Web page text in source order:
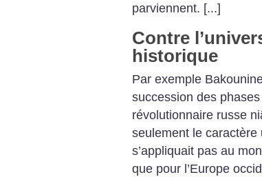
parviennent. [...]
Contre
historique
Par exemple
succession des
révolutionnaire russe
seulement le caractère
s’appliquait pas au
que pour l’Europe